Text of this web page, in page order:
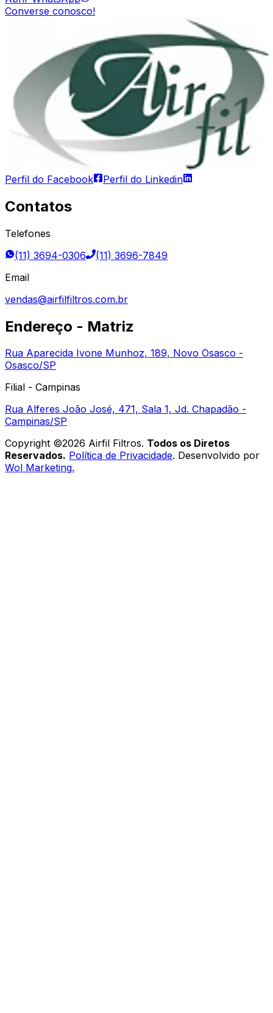
Converse conosco!
Perfil do Facebook Perfil do Linkedin
Contatos
Telefones
(11) 3694-0306
(11) 3696-7849
Email
vendas@airfilfiltros.com.br
Endereço - Matriz
Rua Aparecida Ivone Munhoz, 189, Novo Osasco -
Osasco/SP
Filial - Campinas
Rua Alferes João José, 471, Sala 1, Jd. Chapadão -
Campinas/SP
Copyright ©2026 Airfil Filtros. Todos os Diretos
Reservados. Política de Privacidade. Desenvolvido por
Wol Marketing.